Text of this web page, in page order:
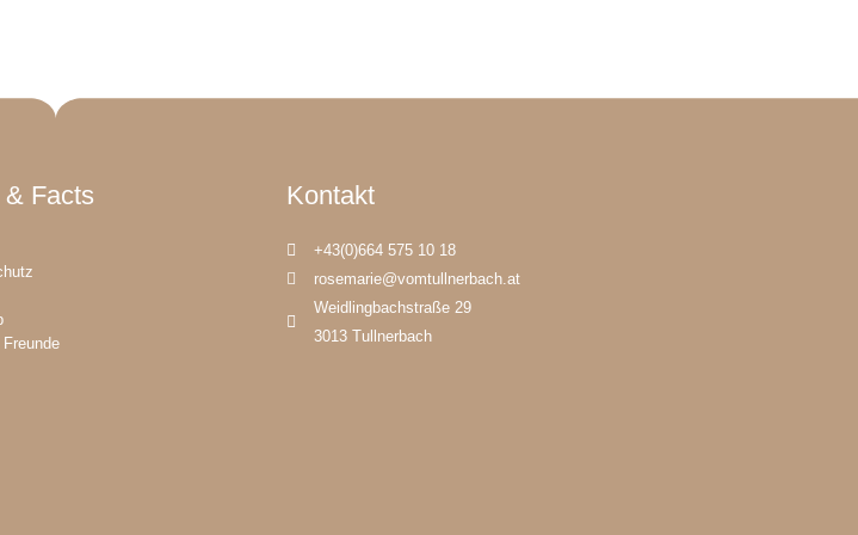
& Facts Kontakt
+43(0)664 575 10 18
rosemarie@vomtullnerbach.at
Weidlingbachstraße 29
3013 Tullnerbach